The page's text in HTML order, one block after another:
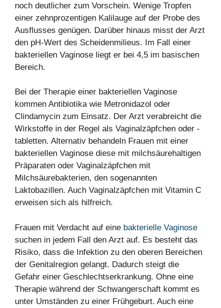
noch deutlicher zum Vorschein. Wenige Tropfen
einer zehnprozentigen Kalilauge auf der Probe des
Ausflusses genügen. Darüber hinaus misst der Arzt
den pH-Wert des Scheidenmilieus. Im Fall einer
bakteriellen Vaginose liegt er bei 4,5 im basischen
Bereich.
Bei der Therapie einer bakteriellen Vaginose
kommen Antibiotika wie Metronidazol oder
Clindamycin zum Einsatz. Der Arzt verabreicht die
Wirkstoffe in der Regel als Vaginalzäpfchen oder -
tabletten. Alternativ behandeln Frauen mit einer
bakteriellen Vaginose diese mit milchsäurehaltigen
Präparaten oder Vaginalzäpfchen mit
Milchsäurebakterien, den sogenannten
Laktobazillen. Auch Vaginalzäpfchen mit Vitamin C
erweisen sich als hilfreich.
Frauen mit Verdacht auf eine bakterielle Vaginose
suchen in jedem Fall den Arzt auf. Es besteht das
Risiko, dass die Infektion zu den oberen Bereichen
der Genitalregion gelangt. Dadurch steigt die
Gefahr einer Geschlechtserkrankung. Ohne eine
Therapie während der Schwangerschaft kommt es
unter Umständen zu einer Frühgeburt. Auch eine